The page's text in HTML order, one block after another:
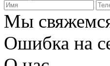
Мы
Ошибка на